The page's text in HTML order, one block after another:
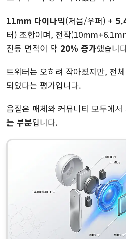
11mm 다이나믹(저음/우퍼) +
터) 조합이며, 전작
진동 면적이 약 20% 증가했습니
트위터는 오히려 작아졌지만, 전
되었다는 평가입니다.
음질은 매체와 커뮤니티 모두에서
는 부분입니다.